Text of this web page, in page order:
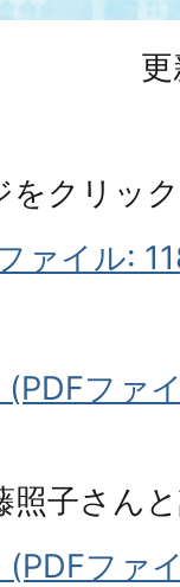
をクリッ
ァイル:
ファ
照子さん
ファ